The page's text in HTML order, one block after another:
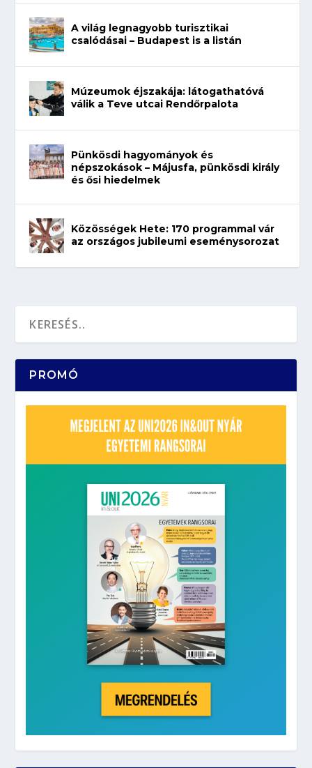
A világ legnagyobb turisztikai
csalódásai – Budapest is a listán
Múzeumok éjszakája: látogathatóvá
válik a Teve utcai Rendőrpalota
Pünkösdi hagyományok és
népszokások – Májusfa, pünkösdi király
és ősi hiedelmek
Közösségek Hete: 170 programmal vár
az országos jubileumi eseménysorozat
PROMÓ